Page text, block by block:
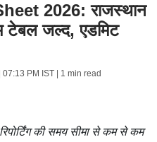
2026: राजस्थान
टेबल जल्द, एडमिट
PM IST| 1 min read
की समय सीमा से कम से कम